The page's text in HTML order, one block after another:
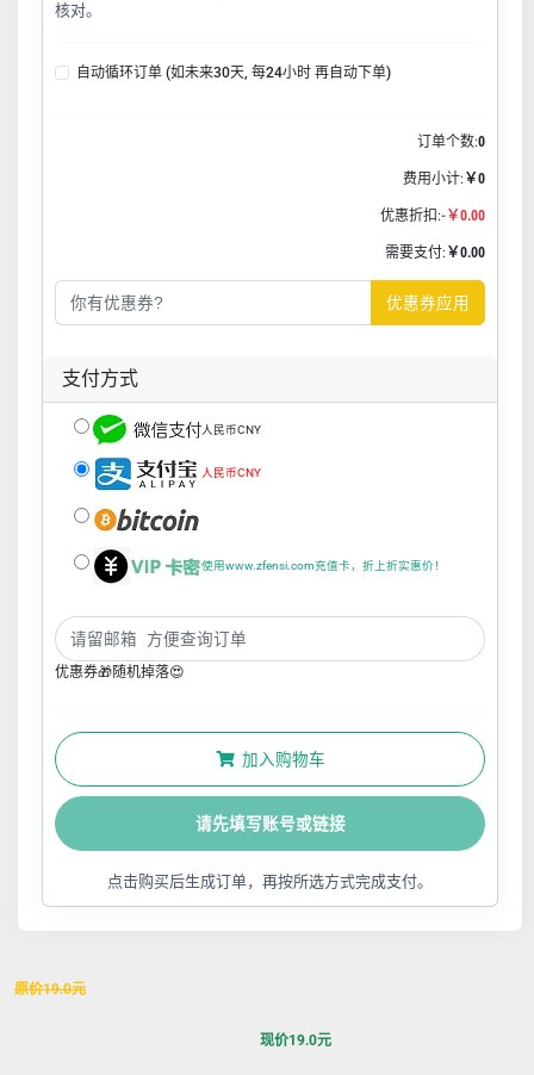
核对。
自动循环订单 (如未来30天, 每24小时 再自动下单)
订单个数:0
费用小计: ￥0
优惠折扣:-￥0.00
需要支付: ￥0.00
优惠券应用
支付方式
人民币CNY
人民币CNY
使用www.zfensi.com充值卡，折上折实惠价！
优惠券🎁随机掉落😍
加入购物车
请先填写账号或链接
点击购买后生成订单，再按所选方式完成支付。
原价19.0元
现价19.0元